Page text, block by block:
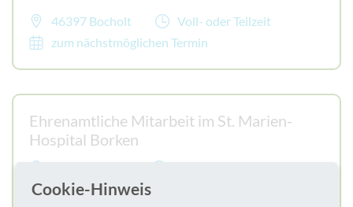
46397 Bocholt
Voll- oder Teilzeit
zum nächstmöglichen Termin
Ehrenamtliche Mitarbeit im St. Marien-
Hospital Borken
zum nächstmöglichen Termin
Cookie-Hinweis